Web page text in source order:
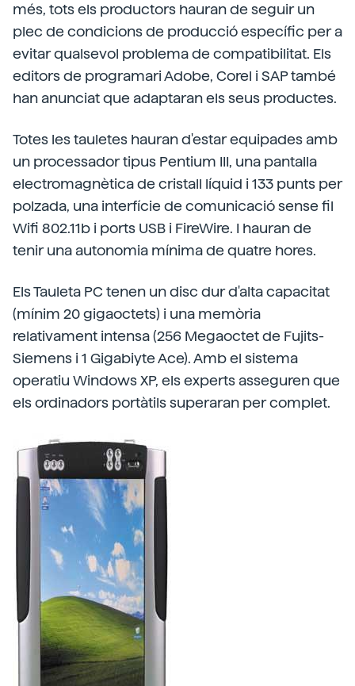
més, tots els productors hauran de seguir un
plec de condicions de producció específic per a
evitar qualsevol problema de compatibilitat. Els
editors de programari Adobe, Corel i SAP també
han anunciat que adaptaran els seus productes.
Totes les tauletes hauran d'estar equipades amb
un processador tipus Pentium III, una pantalla
electromagnètica de cristall líquid i 133 punts per
polzada, una interfície de comunicació sense fil
Wifi 802.11b i ports USB i FireWire. I hauran de
tenir una autonomia mínima de quatre hores.
Els Tauleta PC tenen un disc dur d'alta capacitat
(mínim 20 gigaoctets) i una memòria
relativament intensa (256 Megaoctet de Fujits-
Siemens i 1 Gigabiyte Ace). Amb el sistema
operatiu Windows XP, els experts asseguren que
els ordinadors portàtils superaran per complet.